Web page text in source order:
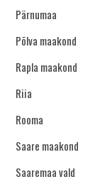
Pärnumaa
Põlva maakond
Rapla maakond
Riia
Rooma
Saare maakond
Saaremaa vald